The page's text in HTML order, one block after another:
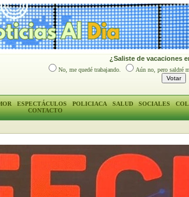
¿Saliste de vacaciones
No, me quedé trabajando. Aún no, pero saldré
ESPECTÁCULOS POLICIACA SALUD SOCIALES
CONTACTO